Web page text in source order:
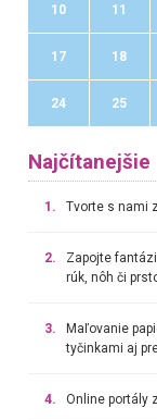
10 11
17 18
24 25
Najčítanejšie
1. Tvorte s nami
2.
Zapojte
rúk, nôh či
3.
Maľovanie
tyčinkami aj
4. Online portály